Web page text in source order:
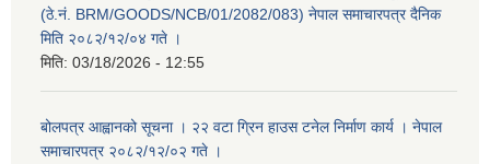
(ठे.नं. BRM/GOODS/NCB/01/2082/083) नेपाल समाचारपत्र दैनिक
मिति २०८२/१२/०४ गते ।
मिति: 03/18/2026 - 12:55
बोलपत्र आह्वानको सूचना । २२ वटा ग्रिन हाउस टनेल निर्माण कार्य । नेपाल
समाचारपत्र २०८२/१२/०२ गते ।